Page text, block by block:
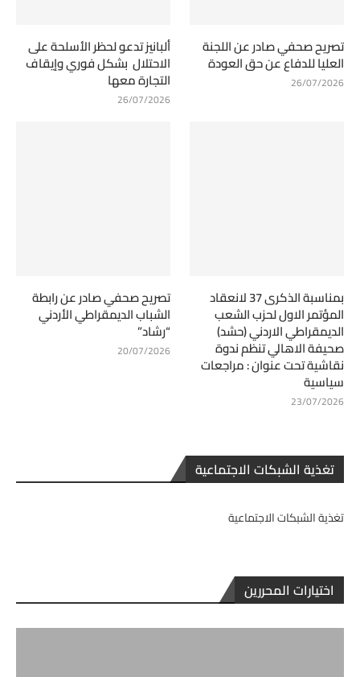
تصريح صحفي صادر عن اللجنة
العليا للدفاع عن حق العودة
26/07/2026
ألبانيز تدعو لحظر الأسلحة على
الاحتلال بشكل فوري وإيقاف
التجارة معها
26/07/2026
بمناسبة الذكرى 37 لانعقاد
المؤتمر الاول لحزب الشعب
الديمقراطي الاردني (حشد)
صحيفة الاهالي تنظم ندوة
نقاشية تحت عنوان : مراجعات
سياسية
23/07/2026
تصريح صحفي صادر عن رابطة
الشباب الديمقراطي الأردني
“رشاد”
20/07/2026
تغذية الشبكات الاجتماعية
تغذية الشبكات الاجتماعية
اختيارات المحررين